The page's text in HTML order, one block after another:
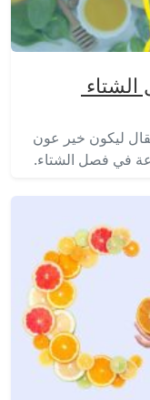
ليكون خير عون
في فصل الشتاء.